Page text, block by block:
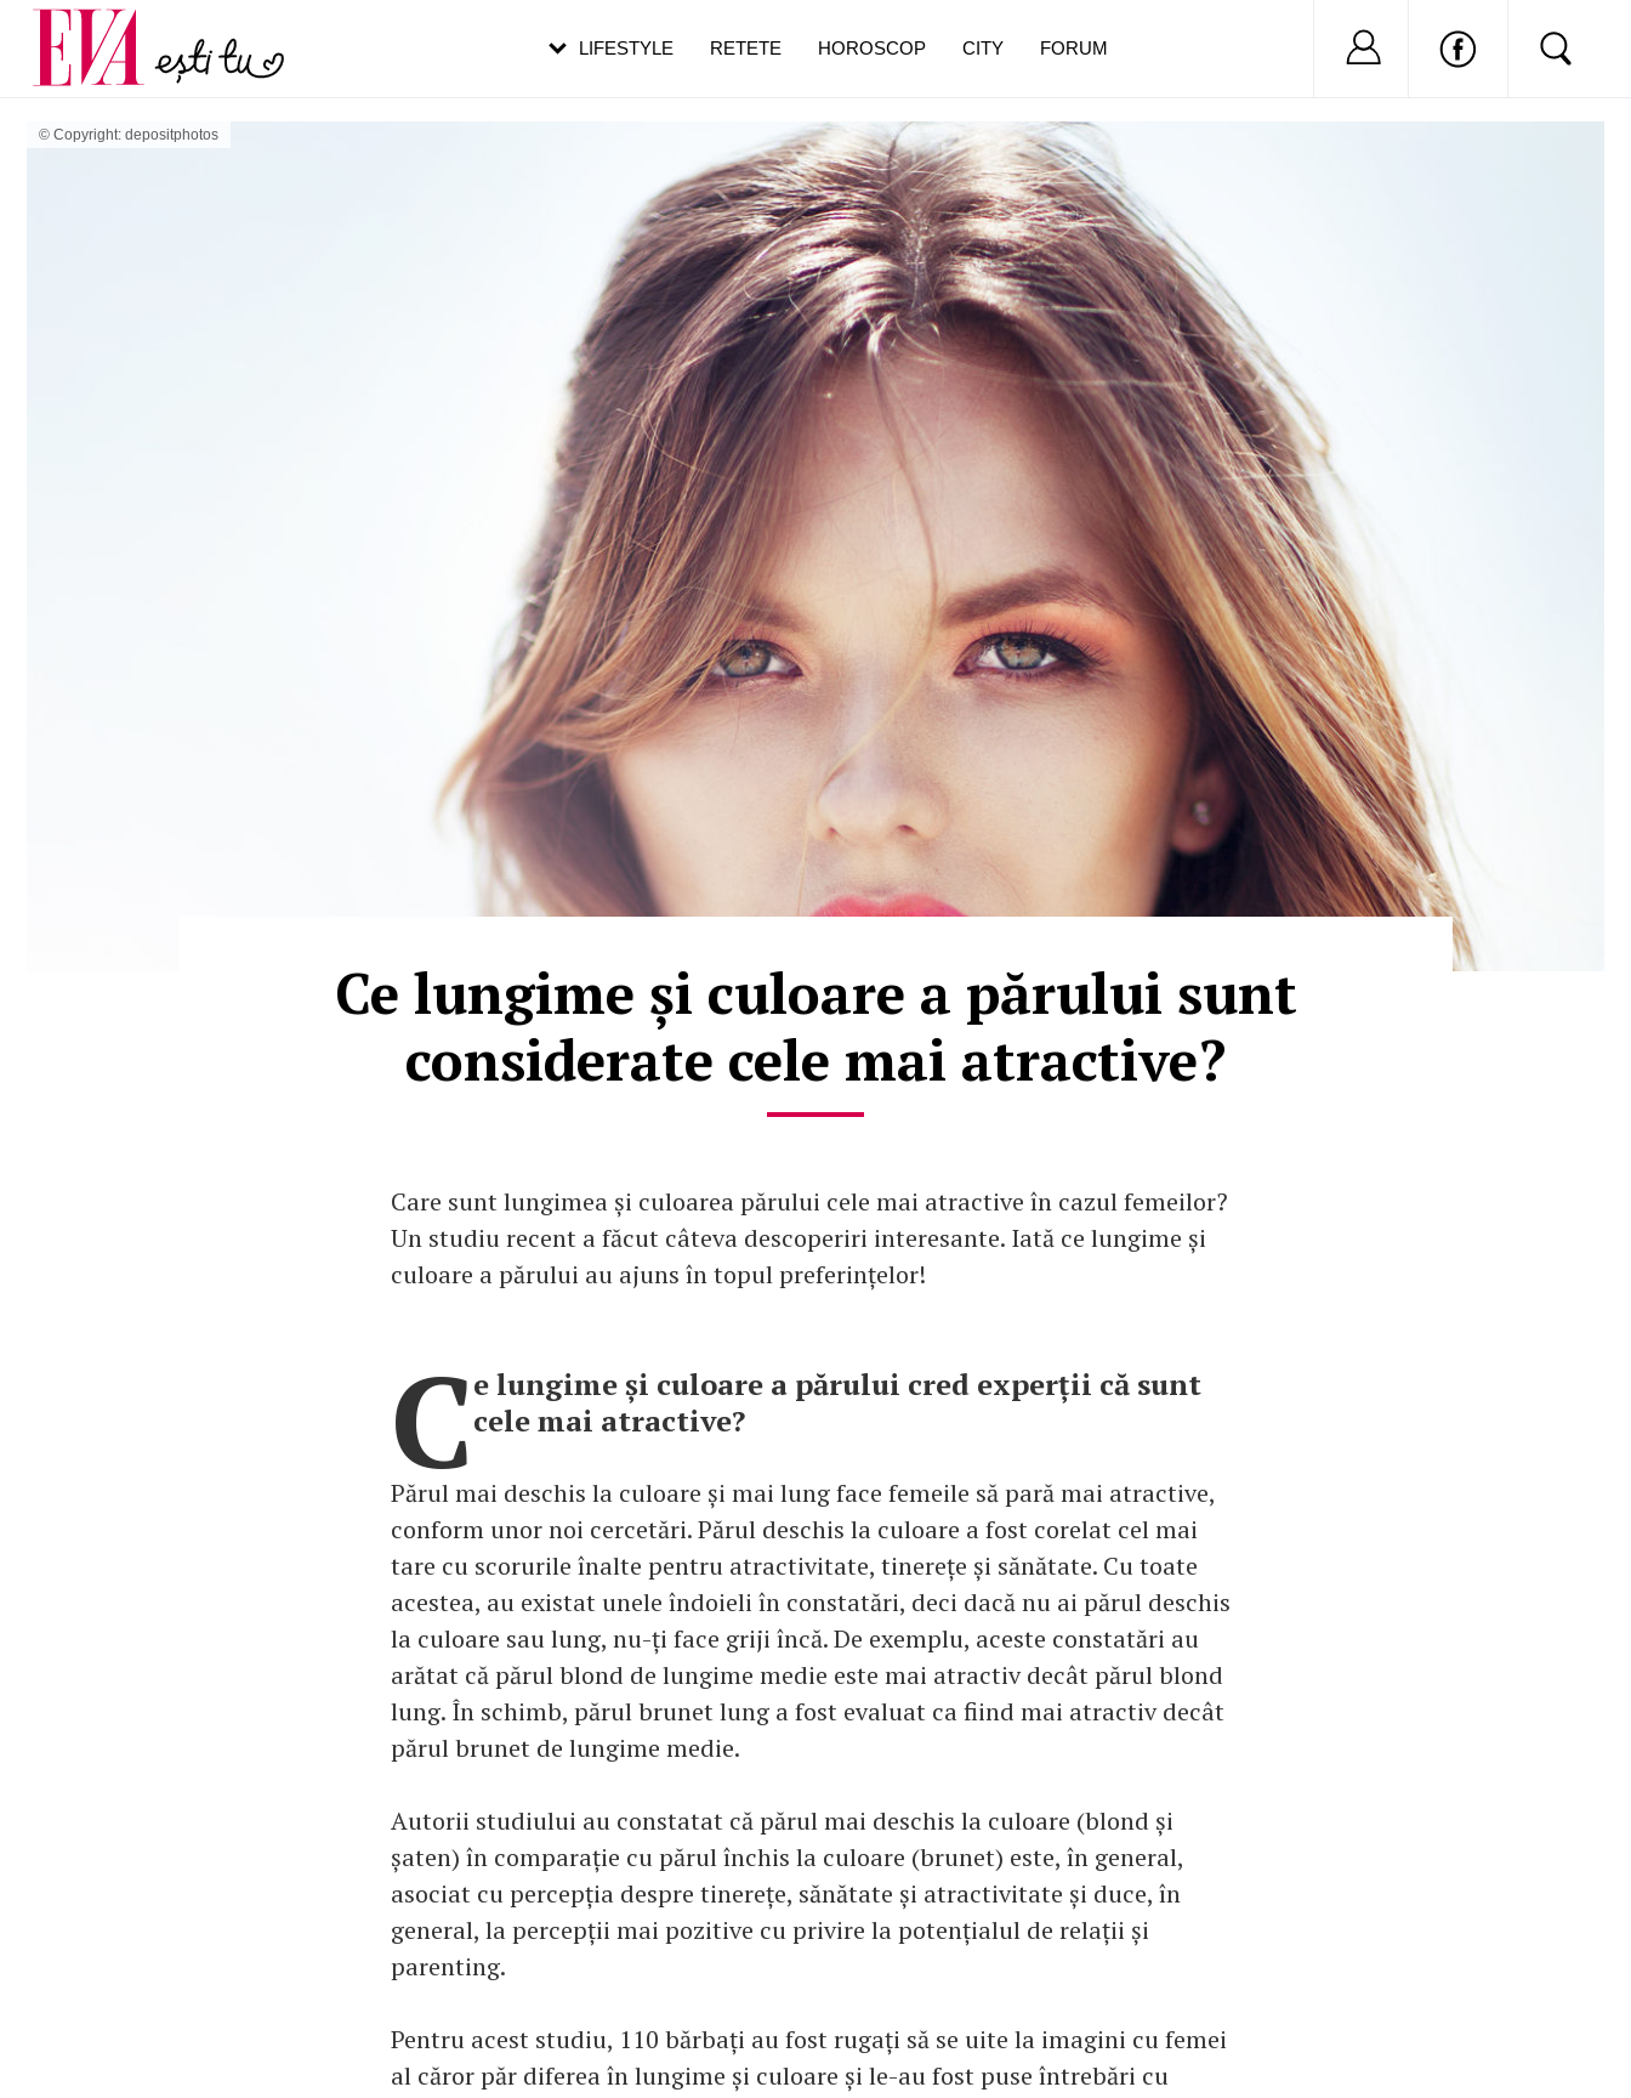
© Copyright: depositphotos
Ce lungime și culoare a părului sunt
considerate cele mai atractive?
Care sunt lungimea și culoarea părului cele mai atractive în cazul femeilor?
Un studiu recent a făcut câteva descoperiri interesante. Iată ce lungime și
culoare a părului au ajuns în topul preferințelor!
Ce lungime și culoare a părului cred experții că sunt
cele mai atractive?
Părul mai deschis la culoare și mai lung face femeile să pară mai atractive,
conform unor noi cercetări. Părul deschis la culoare a fost corelat cel mai
tare cu scorurile înalte pentru atractivitate, tinerețe și sănătate. Cu toate
acestea, au existat unele îndoieli în constatări, deci dacă nu ai părul deschis
la culoare sau lung, nu-ți face griji încă. De exemplu, aceste constatări au
arătat că părul blond de lungime medie este mai atractiv decât părul blond
lung. În schimb, părul brunet lung a fost evaluat ca fiind mai atractiv decât
părul brunet de lungime medie.
Autorii studiului au constatat că părul mai deschis la culoare (blond și
șaten) în comparație cu părul închis la culoare (brunet) este, în general,
asociat cu percepția despre tinerețe, sănătate și atractivitate și duce, în
general, la percepții mai pozitive cu privire la potențialul de relații și
parenting.
Pentru acest studiu, 110 bărbați au fost rugați să se uite la imagini cu femei
al căror păr diferea în lungime și culoare și le-au fost puse întrebări cu
LIFESTYLE RETETE HOROSCOP CITY FORUM Nu ai cont?
Carieră
Actualitate
pe măsură ce înaintezi în vârstă